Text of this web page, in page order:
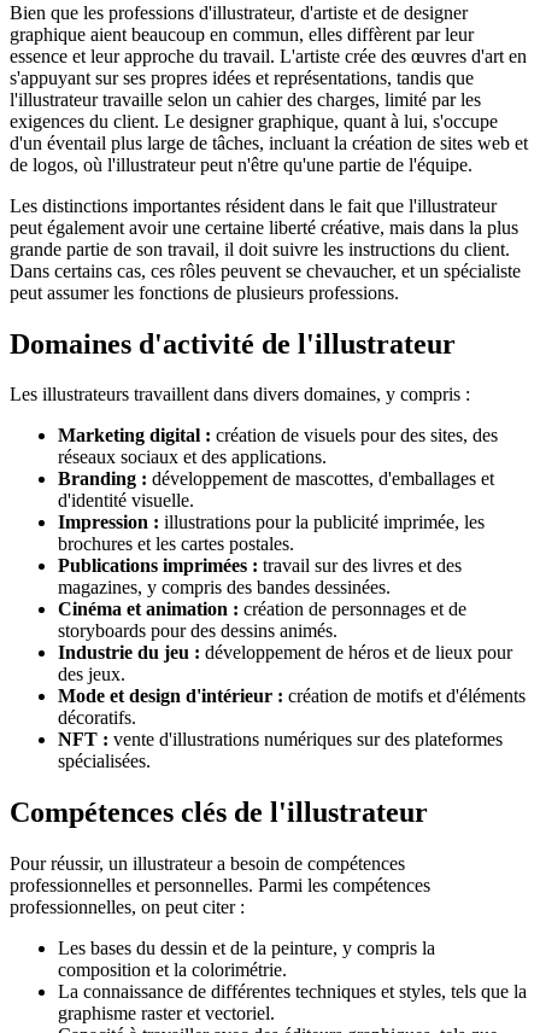
Bien que les professions d'illustrateur, d'artiste et de designer
graphique aient beaucoup en commun, elles diffèrent par leur
essence et leur approche du travail. L'artiste crée des œuvres d'art en
s'appuyant sur ses propres idées et représentations, tandis que
l'illustrateur travaille selon un cahier des charges, limité par les
exigences du client. Le designer graphique, quant à lui, s'occupe
d'un éventail plus large de tâches, incluant la création de sites web et
de logos, où l'illustrateur peut n'être qu'une partie de l'équipe.
Les distinctions importantes résident dans le fait que l'illustrateur
peut également avoir une certaine liberté créative, mais dans la plus
grande partie de son travail, il doit suivre les instructions du client.
Dans certains cas, ces rôles peuvent se chevaucher, et un spécialiste
peut assumer les fonctions de plusieurs professions.
Domaines d'activité de l'illustrateur
Les illustrateurs travaillent dans divers domaines, y compris :
Marketing digital : création de visuels pour des sites, des
réseaux sociaux et des applications.
Branding : développement de mascottes, d'emballages et
d'identité visuelle.
Impression : illustrations pour la publicité imprimée, les
brochures et les cartes postales.
Publications imprimées : travail sur des livres et des
magazines, y compris des bandes dessinées.
Cinéma et animation : création de personnages et de
storyboards pour des dessins animés.
Industrie du jeu : développement de héros et de lieux pour
des jeux.
Mode et design d'intérieur : création de motifs et d'éléments
décoratifs.
NFT : vente d'illustrations numériques sur des plateformes
spécialisées.
Compétences clés de l'illustrateur
Pour réussir, un illustrateur a besoin de compétences
professionnelles et personnelles. Parmi les compétences
professionnelles, on peut citer :
Les bases du dessin et de la peinture, y compris la
composition et la colorimétrie.
La connaissance de différentes techniques et styles, tels que la
graphisme raster et vectoriel.